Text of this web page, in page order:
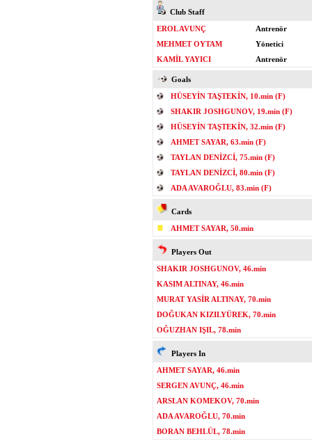
Club Staff
EROL AVUNÇ
Antrenör
MEHMET OYTAM
Yönetici
KAMİL YAYICI
Antrenör
Goals
HÜSEYİN TAŞTEKİN, 10.min (F)
SHAKIR JOSHGUNOV, 19.min (F)
HÜSEYİN TAŞTEKİN, 32.min (F)
AHMET SAYAR, 63.min (F)
TAYLAN DENİZCİ, 75.min (F)
TAYLAN DENİZCİ, 80.min (F)
ADA AVAROĞLU, 83.min (F)
Cards
AHMET SAYAR, 50.min
Players Out
SHAKIR JOSHGUNOV, 46.min
KASIM ALTINAY, 46.min
MURAT YASİR ALTINAY, 70.min
DOĞUKAN KIZILYÜREK, 70.min
OĞUZHAN IŞIL, 78.min
Players In
AHMET SAYAR, 46.min
SERGEN AVUNÇ, 46.min
ARSLAN KOMEKOV, 70.min
ADA AVAROĞLU, 70.min
BORAN BEHLÜL, 78.min